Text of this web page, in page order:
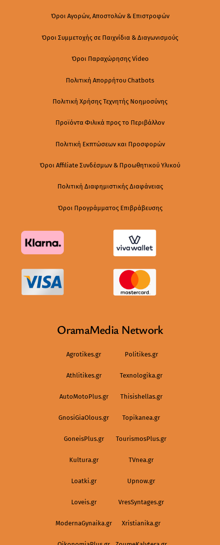
Όροι Αγορών, Αποστολών & Επιστροφών
Όροι Συμμετοχής σε Παιχνίδια & Διαγωνισμούς
Όροι Παραχώρησης Video
Πολιτική Απορρήτου Chatbots
Πολιτική Χρήσης Τεχνητής Νοημοσύνης
Προϊόντα Φιλικά προς το Περιβάλλον
Πολιτική Εκπτώσεων και Προσφορών
Όροι Affiliate Συνδέσμων & Προωθητικού Υλικού
Πολιτική Διαφημιστικής Διαφάνειας
Όροι Προγράμματος Επιβράβευσης
OramaMedia Network
Agrotikes.gr Politikes.gr
Athlitikes.gr Texnologika.gr
AutoMotoPlus.gr Thisishellas.gr
GnosiGiaOlous.gr Topikanea.gr
GoneisPlus.gr TourismosPlus.gr
Kultura.gr TVnea.gr
Loatki.gr Upnow.gr
Loveis.gr VresSyntages.gr
ModernaGynaika.gr Xristianika.gr